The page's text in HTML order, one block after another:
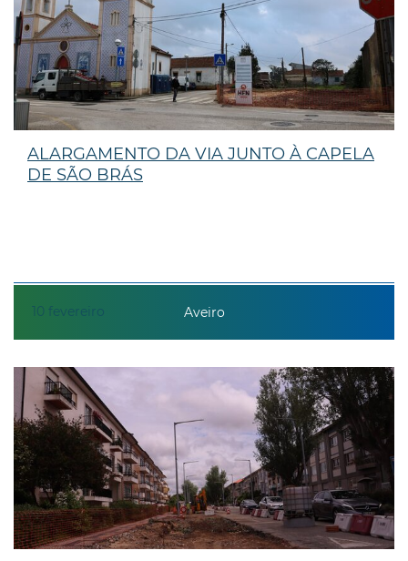
10 fevereiro
ALARGAMENTO DA VIA JUNTO À CAPELA
DE SÃO BRÁS
Aveiro